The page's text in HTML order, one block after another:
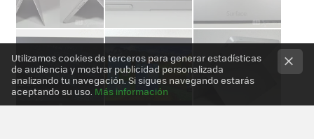
Utilizamos cookies de terceros para generar estadísticas
de audiencia y mostrar publicidad personalizada
analizando tu navegación. Si sigues navegando estarás
aceptando su uso. Más información